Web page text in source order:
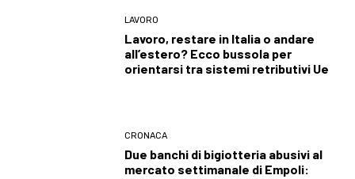
LAVORO
Lavoro, restare in Italia o andare
all’estero? Ecco bussola per
orientarsi tra sistemi retributivi Ue
CRONACA
Due banchi di bigiotteria abusivi al
mercato settimanale di Empoli: